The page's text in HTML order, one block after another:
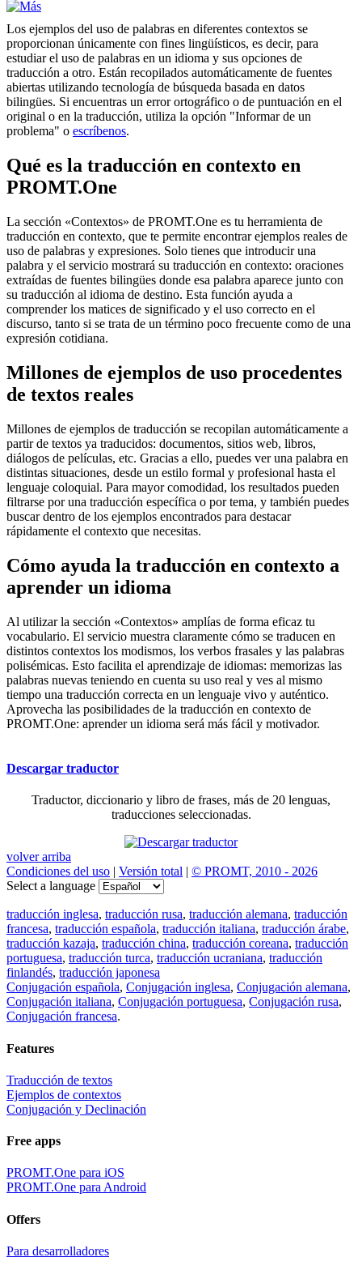
Los ejemplos del uso de palabras en diferentes contextos se
proporcionan únicamente con fines lingüísticos, es decir, para
estudiar el uso de palabras en un idioma y sus opciones de
traducción a otro. Están recopilados automáticamente de fuentes
abiertas utilizando tecnología de búsqueda basada en datos
bilingües. Si encuentras un error ortográfico o de puntuación en el
original o en la traducción, utiliza la opción "Informar de un
problema" o escríbenos.
Qué es la traducción en contexto en
PROMT.One
La sección «Contextos» de PROMT.One es tu herramienta de
traducción en contexto, que te permite encontrar ejemplos reales de
uso de palabras y expresiones. Solo tienes que introducir una
palabra y el servicio mostrará su traducción en contexto: oraciones
extraídas de fuentes bilingües donde esa palabra aparece junto con
su traducción al idioma de destino. Esta función ayuda a
comprender los matices de significado y el uso correcto en el
discurso, tanto si se trata de un término poco frecuente como de una
expresión cotidiana.
Millones de ejemplos de uso procedentes
de textos reales
Millones de ejemplos de traducción se recopilan automáticamente a
partir de textos ya traducidos: documentos, sitios web, libros,
diálogos de películas, etc. Gracias a ello, puedes ver una palabra en
distintas situaciones, desde un estilo formal y profesional hasta el
lenguaje coloquial. Para mayor comodidad, los resultados pueden
filtrarse por una traducción específica o por tema, y también puedes
buscar dentro de los ejemplos encontrados para destacar
rápidamente el contexto que necesitas.
Cómo ayuda la traducción en contexto a
aprender un idioma
Al utilizar la sección «Contextos» amplías de forma eficaz tu
vocabulario. El servicio muestra claramente cómo se traducen en
distintos contextos los modismos, los verbos frasales y las palabras
polisémicas. Esto facilita el aprendizaje de idiomas: memorizas las
palabras nuevas teniendo en cuenta su uso real y ves al mismo
tiempo una traducción correcta en un lenguaje vivo y auténtico.
Aprovecha las posibilidades de la traducción en contexto de
PROMT.One: aprender un idioma será más fácil y motivador.
Descargar traductor
Traductor, diccionario y libro de frases, más de 20 lenguas,
traducciones seleccionadas.
volver arriba
Condiciones del uso | Versión total | © PROMT, 2010 - 2026
Select a language
traducción inglesa, traducción rusa, traducción alemana, traducción
francesa, traducción española, traducción italiana, traducción árabe,
traducción kazaja, traducción china, traducción coreana, traducción
portuguesa, traducción turca, traducción ucraniana, traducción
finlandés, traducción japonesa
Conjugación española, Conjugación inglesa, Conjugación alemana,
Conjugación italiana, Conjugación portuguesa, Conjugación rusa,
Conjugación francesa.
Features
Traducción de textos
Ejemplos de contextos
Conjugación y Declinación
Free apps
PROMT.One para iOS
PROMT.One para Android
Offers
Para desarrolladores